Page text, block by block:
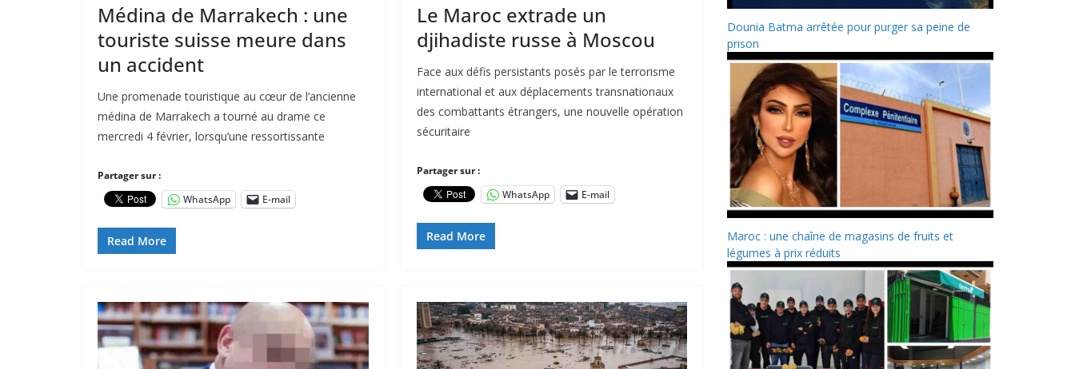
Médina de Marrakech : une
touriste suisse meure dans
un accident
Une promenade touristique au cœur de l’ancienne
médina de Marrakech a tourné au drame ce
mercredi 4 février, lorsqu’une ressortissante
Partager sur :
WhatsApp
E-mail
Read More
Le Maroc extrade un
djihadiste russe à Moscou
Face aux défis persistants posés par le terrorisme
international et aux déplacements transnationaux
des combattants étrangers, une nouvelle opération
sécuritaire
Partager sur :
WhatsApp
E-mail
Read More
Dounia Batma arrêtée pour purger sa peine de
prison
Maroc : une chaîne de magasins de fruits et
légumes à prix réduits